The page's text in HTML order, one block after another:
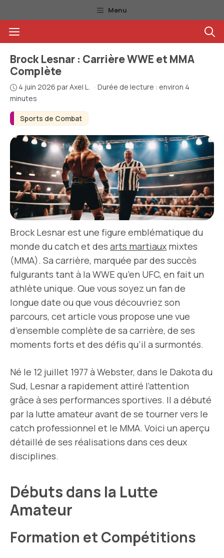
au
contenu
Menu
Menu
Sports de Combat
Brock Lesnar : Carrière WWE et MMA
Complète
4 juin 2026 parAxel L. · Durée de lecture : environ 4
minutes
Brock Lesnar est une figure emblématique du
monde du catch et des arts martiaux mixtes
(MMA). Sa carrière, marquée par des succès
fulgurants tant à la WWE qu’en UFC, en fait un
athlète unique. Que vous soyez un fan de
longue date ou que vous découvriez son
parcours, cet article vous propose une vue
d’ensemble complète de sa carrière, de ses
moments forts et des défis qu’il a surmontés.
Né le 12 juillet 1977 à Webster, dans le Dakota du
Sud, Lesnar a rapidement attiré l’attention
grâce à ses performances sportives. Il a débuté
par la lutte amateur avant de se tourner vers le
catch professionnel et le MMA. Voici un aperçu
détaillé de ses réalisations dans ces deux
disciplines.
Débuts dans la Lutte
Amateur
Formation et Compétitions